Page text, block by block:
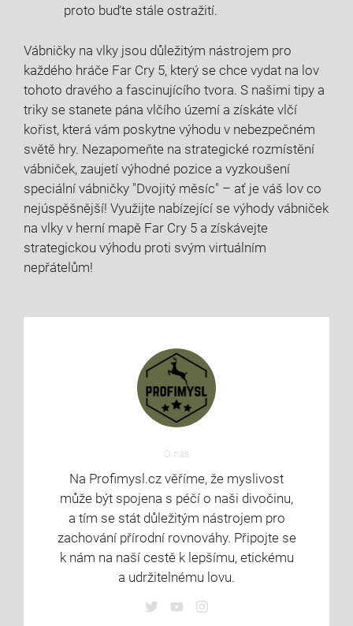
proto buďte stále ostražití.
Vábničky na vlky jsou důležitým nástrojem pro
každého hráče Far Cry 5, který se chce vydat na lov
tohoto dravého a fascinujícího tvora. S našimi tipy a
triky se stanete pána vlčího území a získáte vlčí
kořist, která vám poskytne výhodu v nebezpečném
světě hry. Nezapomeňte na strategické rozmístění
vábniček, zaujetí výhodné pozice a vyzkoušení
speciální vábničky "Dvojitý měsíc" – ať je váš lov co
nejúspěšnější! Využijte nabízející se výhody vábniček
na vlky v herní mapě Far Cry 5 a získávejte
strategickou výhodu proti svým virtuálním
nepřátelům!
O nás
Na Profimysl.cz věříme, že myslivost
může být spojena s péčí o naši divočinu,
a tím se stát důležitým nástrojem pro
zachování přírodní rovnováhy. Připojte se
k nám na naší cestě k lepšímu, etickému
a udržitelnému lovu.